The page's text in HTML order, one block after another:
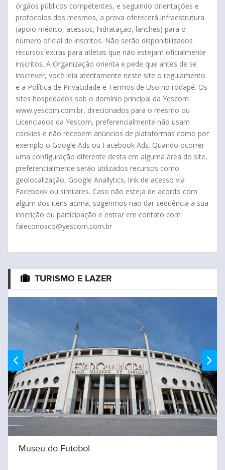
órgãos públicos competentes, e seguindo orientações e
protocolos dos mesmos, a prova oferecerá infraestrutura
(apoio médico, acessos, hidratação, lanches) para o
número oficial de inscritos. Não serão disponibilizados
recursos extras para atletas que não estejam oficialmente
inscritos. A Organização orienta e pede que antes de se
inscrever, você leia atentamente neste site o regulamento
e a Política de Privacidade e Termos de Uso no rodapé. Os
sites hospedados sob o domínio principal da Yescom
www.yescom.com.br, direcionados para o mesmo ou
Licenciados da Yescom, preferencialmente não usam
cookies e não recebem anúncios de plataformas como por
exemplo o Google Ads ou Facebook Ads. Quando ocorrer
uma configuração diferente desta em alguma área do site,
preferencialmente serão utilizados recursos como
geolocalização, Google Anallytics, link de acesso via
Facebook ou similares. Caso não esteja de acordo com
algum dos itens acima, sugerimos não dar sequência a sua
inscrição ou participação e entrar em contato com
faleconosco@yescom.com.br
TURISMO E LAZER
Museu do Futebol